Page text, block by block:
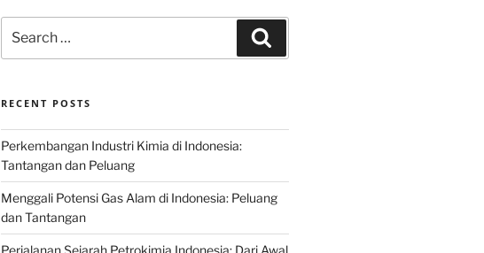
for:
RECENT POSTS
Perkembangan Industri Kimia di Indonesia:
Tantangan dan Peluang
Menggali Potensi Gas Alam di Indonesia: Peluang
dan Tantangan